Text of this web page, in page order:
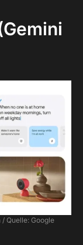
Quelle: Google